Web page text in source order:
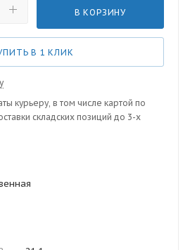
В КОРЗИНУ
В 1 КЛИК
курьеру, в том числе картой по
складских позиций до 3-х